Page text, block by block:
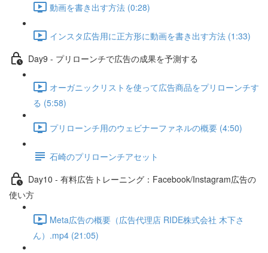
動画を書き出す方法 (0:28)
インスタ広告用に正方形に動画を書き出す方法 (1:33)
Day9 - プリローンチで広告の成果を予測する
オーガニックリストを使って広告商品をプリローンチす
る (5:58)
プリローンチ用のウェビナーファネルの概要 (4:50)
石崎のプリローンチアセット
Day10 - 有料広告トレーニング：Facebook/Instagram広告の
使い方
Meta広告の概要（広告代理店 RIDE株式会社 木下さ
ん）.mp4 (21:05)